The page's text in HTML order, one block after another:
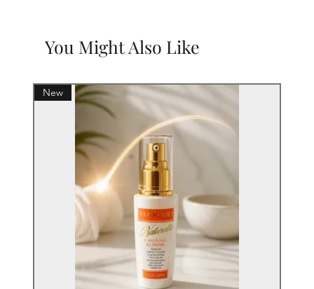
You Might Also Like
New